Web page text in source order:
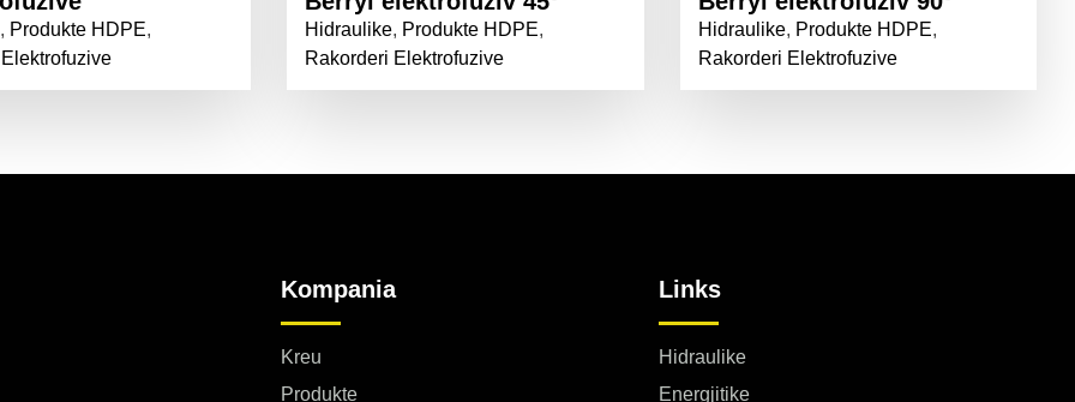
, Produkte HDPE,
Hidraulike, Produkte HDPE,
Rakorderi Elektrofuzive
Hidraulike, Produkte HDPE,
Rakorderi Elektrofuzive
Kompania
Kreu
Produkte
Links
Hidraulike
Energjitike